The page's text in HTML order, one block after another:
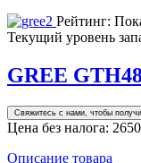
Рейтинг:
Текущий уровень
GREE
Свяжитесь с нами, чтобы
Цена без налога:
Описание товара